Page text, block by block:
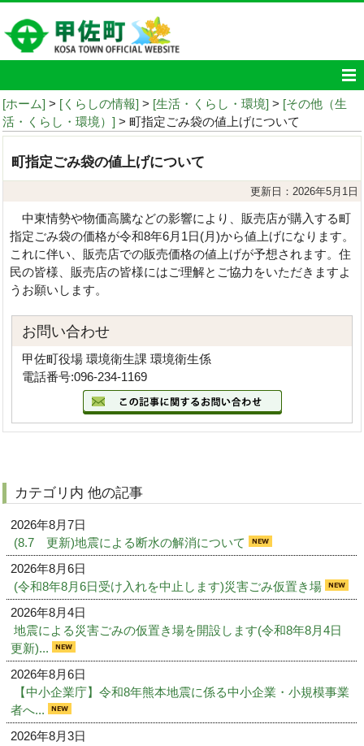
[ホーム] > [くらしの情報] > [生活・くらし・環境] > [その他（生
活・くらし・環境）] > 町指定ごみ袋の値上げについて
町指定ごみ袋の値上げについて
更新日：2026年5月1日
中東情勢や物価高騰などの影響により、販売店が購入する町
指定ごみ袋の価格が令和8年6月1日(月)から値上げになります。
これに伴い、販売店での販売価格の値上げが予想されます。住
民の皆様、販売店の皆様にはご理解とご協力をいただきますよ
うお願いします。
お問い合わせ
甲佐町役場 環境衛生課 環境衛生係
電話番号:096-234-1169
カテゴリ内 他の記事
2026年8月7日
(8.7 更新)地震による断水の解消について
2026年8月6日
(令和8年8月6日受け入れを中止します)災害ごみ仮置き場
2026年8月4日
地震による災害ごみの仮置き場を開設します(令和8年8月4日
更新)...
2026年8月6日
【中小企業庁】令和8年熊本地震に係る中小企業・小規模事業
者へ...
2026年8月3日